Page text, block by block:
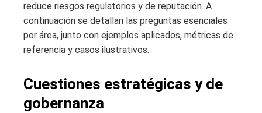
reduce riesgos regulatorios y de reputación. A
continuación se detallan las preguntas esenciales
por área, junto con ejemplos aplicados, métricas de
referencia y casos ilustrativos.
Cuestiones estratégicas y de
gobernanza